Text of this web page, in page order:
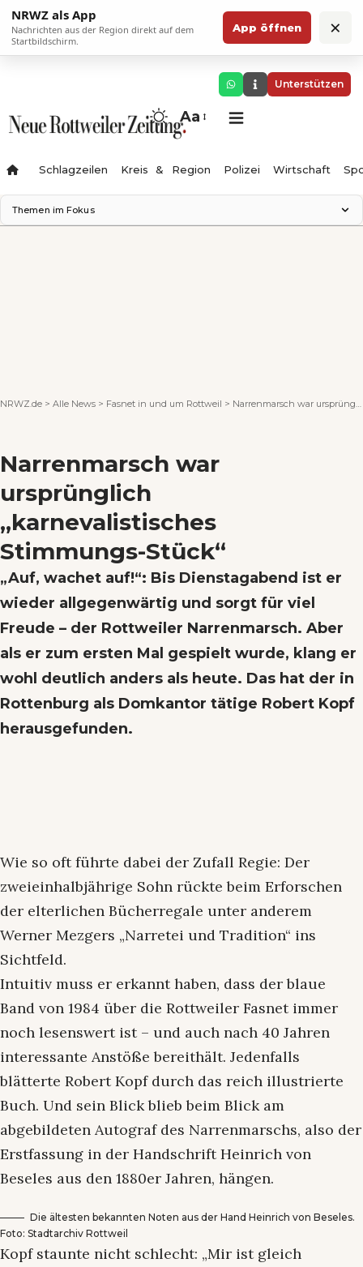
NRWZ als App
Nachrichten aus der Region direkt auf dem
Startbildschirm.
App öffnen ×
Unterstützen
Aa
Schlagzeilen Kreis & Region Polizei Wirtschaft
Themen im Fokus
NRWZ.de > Alle News > Fasnet in und um Rottweil > Narrenmarsch war ursprünglich „karnevalistisches Stimmungs-Stück“
Narrenmarsch war
ursprünglich
„karnevalistisches
Stimmungs-Stück“
„Auf, wachet auf!“: Bis Dienstagabend ist er
wieder allgegenwärtig und sorgt für viel
Freude – der Rottweiler Narrenmarsch. Aber
als er zum ersten Mal gespielt wurde, klang er
wohl deutlich anders als heute. Das hat der in
Rottenburg als Domkantor tätige Robert Kopf
herausgefunden.
Wie so oft führte dabei der Zufall Regie: Der
zweieinhalbjährige Sohn rückte beim Erforschen
der elterlichen Bücherregale unter anderem
Werner Mezgers „Narretei und Tradition“ ins
Sichtfeld.
Intuitiv muss er erkannt haben, dass der blaue
Band von 1984 über die Rottweiler Fasnet immer
noch lesenswert ist – und auch nach 40 Jahren
interessante Anstöße bereithält. Jedenfalls
blätterte Robert Kopf durch das reich illustrierte
Buch. Und sein Blick blieb beim Blick am
abgebildeten Autograf des Narrenmarschs, also der
Erstfassung in der Handschrift Heinrich von
Beseles aus den 1880er Jahren, hängen.
Die ältesten bekannten Noten aus der Hand Heinrich von Beseles.
Foto: Stadtarchiv Rottweil
Kopf staunte nicht schlecht: „Mir ist gleich